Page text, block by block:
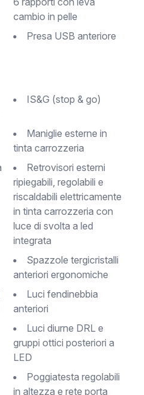
cambio in pelle
Presa USB anteriore
IS&G (stop & go)
Maniglie esterne in
tinta carrozzeria
Retrovisori esterni
ripiegabili, regolabili e
riscaldabili elettricamente
in tinta carrozzeria con
luce di svolta a led
integrata
Spazzole tergicristalli
anteriori ergonomiche
Luci fendinebbia
anteriori
Luci diurne DRL e
gruppi ottici posteriori a
LED
Poggiatesta regolabili
in altezza e rete porta